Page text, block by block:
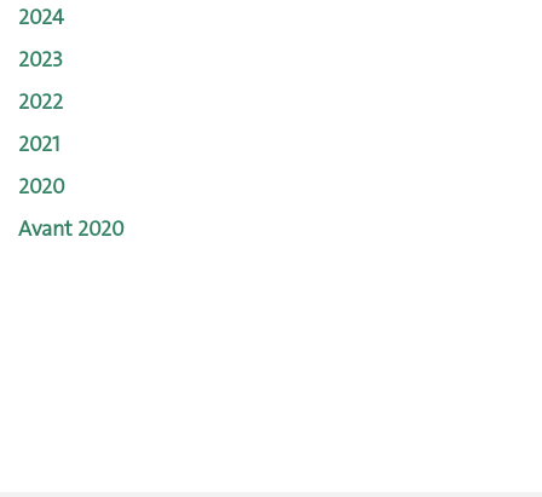
2024
2023
2022
2021
2020
Avant 2020